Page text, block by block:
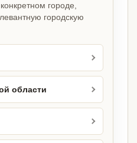
городе,
городскую
области